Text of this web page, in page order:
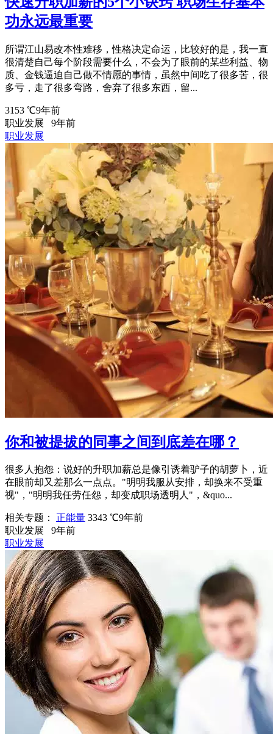
功永远最重要
所谓江山易改本性难移，性格决定命运，比较好的是，我一直
很清楚自己每个阶段需要什么，不会为了眼前的某些利益、物
质、金钱逼迫自己做不情愿的事情，虽然中间吃了很多苦，很
多亏，走了很多弯路，舍弃了很多东西，留...
3153 ℃9年前
职业发展
9年前
职业发展
你和被提拔的同事之间到底差在哪？
很多人抱怨：说好的升职加薪总是像引诱着驴子的胡萝卜，近
在眼前却又差那么一点点。"明明我服从安排，却换来不受重
视"，"明明我任劳任怨，却变成职场透明人"，&quo...
相关专题： 正能量 3343 ℃9年前
职业发展
9年前
职业发展